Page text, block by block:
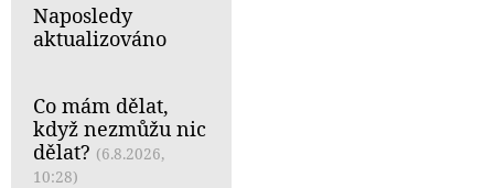
Naposledy
aktualizováno
Co mám dělat,
když nezmůžu nic
dělat? (6.8.2026,
10:28)